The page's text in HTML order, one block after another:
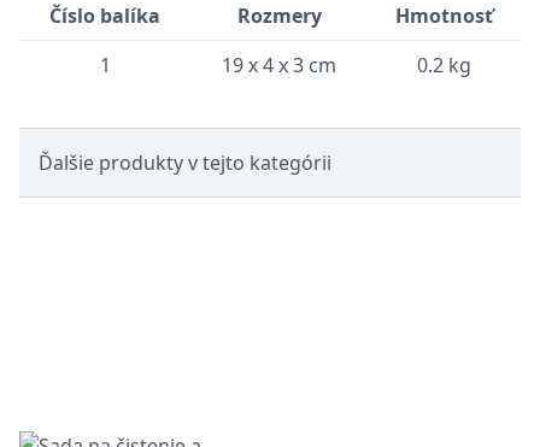
Číslo balíka Rozmery
Hmotnosť
1
19 x 4 x 3 cm 0.2 kg
Ďalšie produkty v tejto kategórii